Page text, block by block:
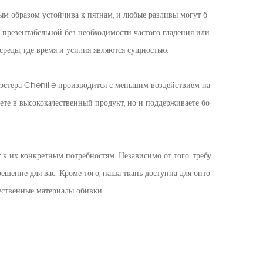
образом устойчива к пятнам, и любые разливы могут б
без необходимости частого гладения или
где время и усилия являются сущностью.
Chenille производится с меньшим воздействием на
в высококачественный продукт, но и поддерживаете бо
конкретным потребностям. Независимо от того, требу
для вас. Кроме того, наша ткань доступна для опто
материалы обивки.